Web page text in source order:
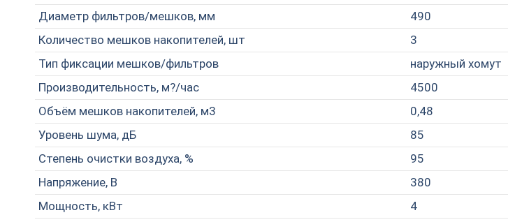
Диаметр фильтров/мешков, мм
490
Количество мешков накопителей, шт
3
Тип фиксации мешков/фильтров
наружный хомут
Производительность, м?/час
4500
Объём мешков накопителей, м3
0,48
Уровень шума, дБ
85
Степень очистки воздуха, %
95
Напряжение, В
380
Мощность, кВт
4